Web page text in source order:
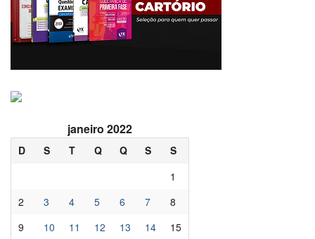
janeiro 2022
D S T Q Q S
S
1
2
3 4 5 6 7
8
9
10 11 12 13 14 15